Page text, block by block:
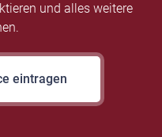
und alles weitere
eintragen